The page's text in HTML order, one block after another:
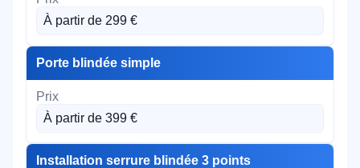
À partir de 299 €
Porte blindée simple
À partir de 399 €
Installation serrure blindée 3 points